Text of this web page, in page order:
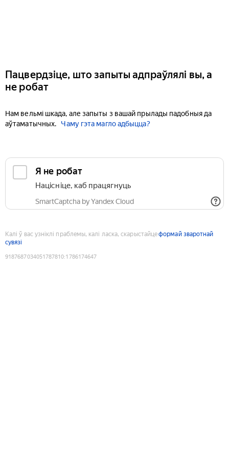
Пацвердзіце, што запыты адпраўлялі вы, а
не робат
Нам вельмі шкада, але запыты з вашай прылады падобныя да
аўтаматычных.
Чаму гэта магло адбыцца?
Я не робат
Націсніце, каб працягнуць
SmartCaptcha by Yandex Cloud
Калі ў вас узніклі праблемы, калі ласка, скарыстайцеформай зваротнай
сувязі
9187687034051787810:1786174647